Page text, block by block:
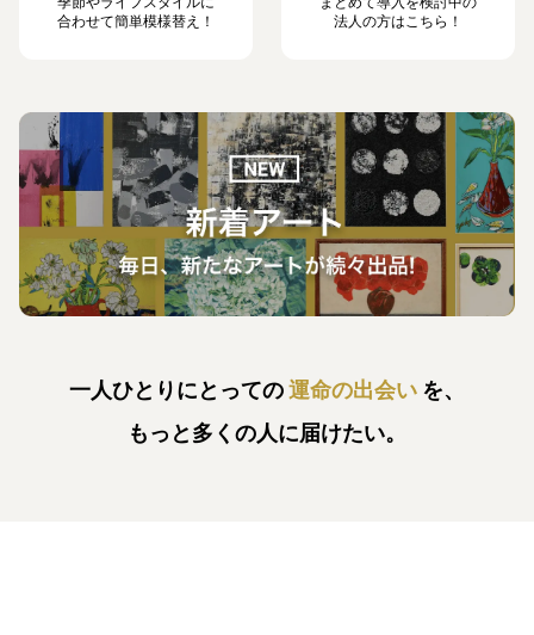
合わせて簡単模様替え！
法人の方はこちら！
一人ひとりにとっての運命の出会い を、
もっと多くの人に届けたい。